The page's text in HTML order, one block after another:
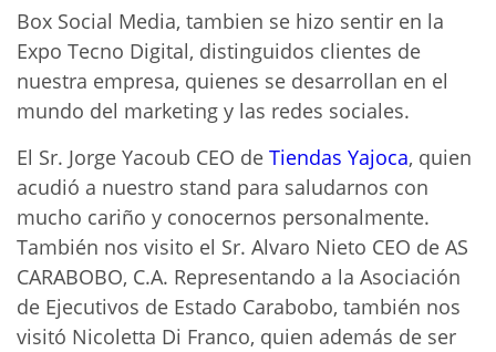
Box Social Media, tambien se hizo sentir en la
Expo Tecno Digital, distinguidos clientes de
nuestra empresa, quienes se desarrollan en el
mundo del marketing y las redes sociales.
El Sr. Jorge Yacoub CEO de Tiendas Yajoca, quien
acudió a nuestro stand para saludarnos con
mucho cariño y conocernos personalmente.
También nos visito el Sr. Alvaro Nieto CEO de AS
CARABOBO, C.A. Representando a la Asociación
de Ejecutivos de Estado Carabobo, también nos
visitó Nicoletta Di Franco, quien además de ser